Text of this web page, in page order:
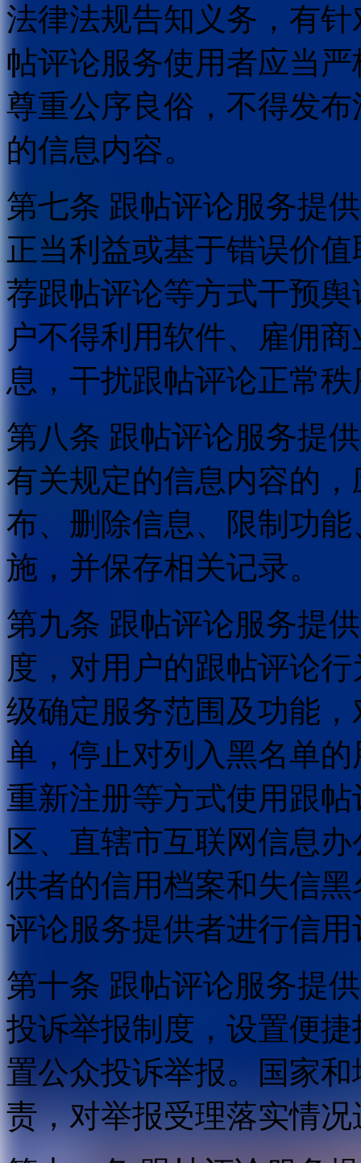
法律法规告知义务，有
帖评论服务使用者应当
尊重公序良俗，不得发
的信息内容。
第七条 跟帖评论服务提
正当利益或基于错误价
荐跟帖评论等方式干预
户不得利用软件、雇佣
息，干扰跟帖评论正常
第八条 跟帖评论服务提
有关规定的信息内容的
布、删除信息、限制功
施，并保存相关记录。
第九条 跟帖评论服务提
度，对用户的跟帖评论
级确定服务范围及功能
单，停止对列入黑名单
重新注册等方式使用跟
区、直辖市互联网信息
供者的信用档案和失信
评论服务提供者进行信用
第十条 跟帖评论服务提
投诉举报制度，设置便
置公众投诉举报。国家
责，对举报受理落实情